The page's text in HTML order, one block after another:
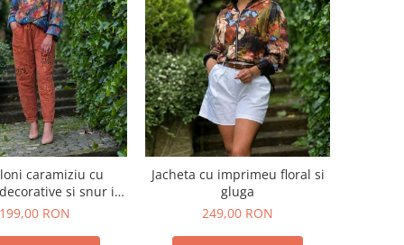
caramiziu cu
si snur in
talie
199,00 RON
Jacheta cu imprimeu floral si
gluga
249,00 RON